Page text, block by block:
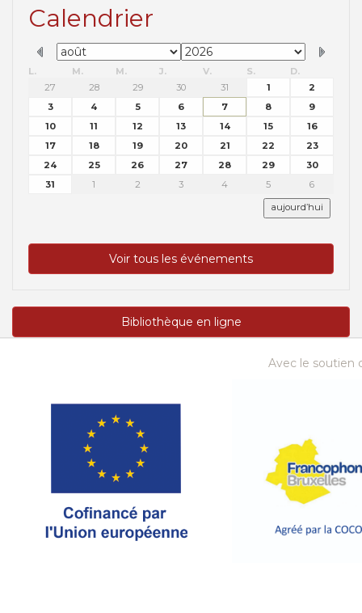
Calendrier
L. M. M. J. V. S.
D.
27
28 29 30 31 1
2
3
4 5 6 7 8
9
10
11 12 13 14 15
16
17
18 19 20 21 22
23
24
25 26 27 28 29
30
31
1 2 3 4 5 6
aujourd’hui
Voir tous les événements
Bibliothèque en ligne
Avec le soutien